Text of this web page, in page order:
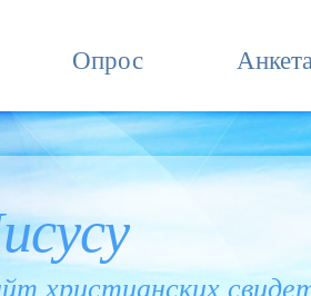
Опрос
христианских